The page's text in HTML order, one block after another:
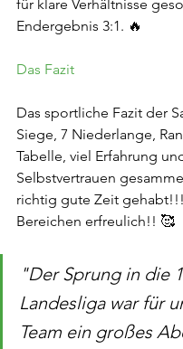
für klare Verhältnisse
Endergebnis 3:1. 🔥
Das Fazit
Das sportliche Fazit der
Siege, 7 Niederlange,
Tabelle, viel Erfahrung
Selbstvertrauen
richtig gute Zeit
Bereichen erfreulich!! 🥰
"Der Sprung in die
Landesliga war für
Team ein großes